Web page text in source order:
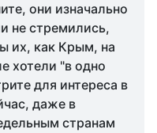
они изначально
не стремились,
их, как Крым, на
хотели "в одно
для интереса в
даже в
странам